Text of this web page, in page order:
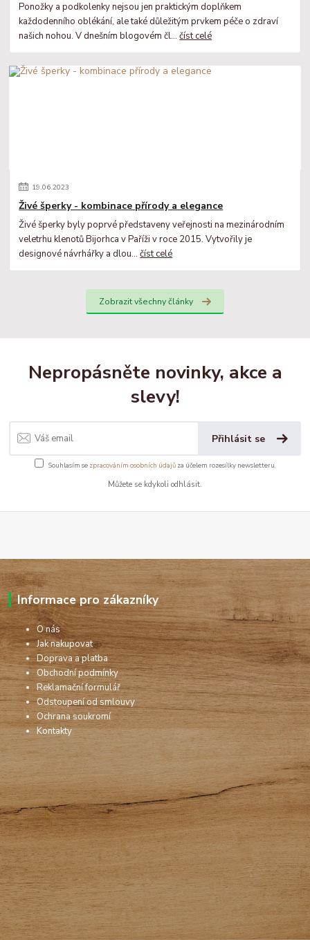
Ponožky a podkolenky nejsou jen praktickým doplňkem
každodenního oblékání, ale také důležitým prvkem péče o zdraví
našich nohou. V dnešním blogovém čl...číst celé
19.06.2023
Živé šperky - kombinace přírody a elegance
Živé šperky byly poprvé představeny veřejnosti na mezinárodním
veletrhu klenotů Bijorhca v Paříži v roce 2015. Vytvořily je
designové návrhářky a dlou...číst celé
Zobrazit všechny články
Nepropásněte novinky, akce a
slevy!
Přihlásit se
Souhlasím se zpracováním osobních údajůza účelem rozesílky newsletteru.
Můžete se kdykoli odhlásit.
Informace pro zákazníky
O nás
Jak nakupovat
Doprava a platba
Obchodní podmínky
Reklamační formulář
Odstoupení od smlouvy
Ochrana soukromí
Kontakty